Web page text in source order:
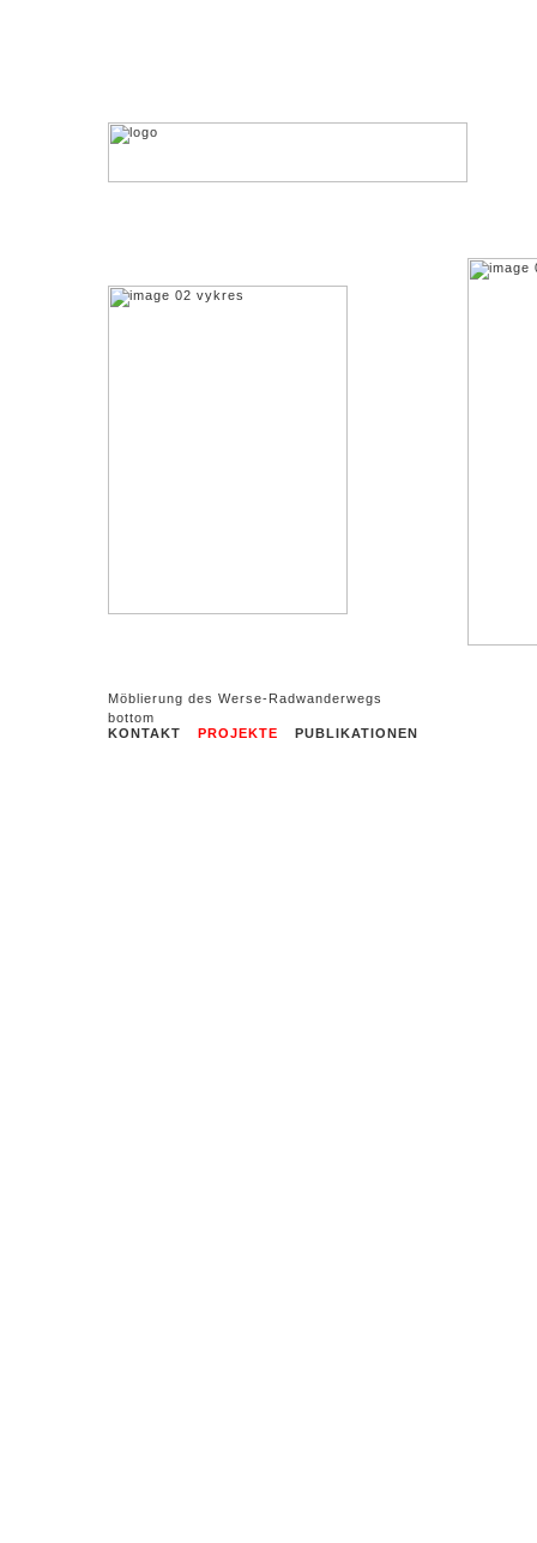
Möblierung des Werse-Radwanderwegs
KONTAKT PROJEKTE PUBLIKATIONEN